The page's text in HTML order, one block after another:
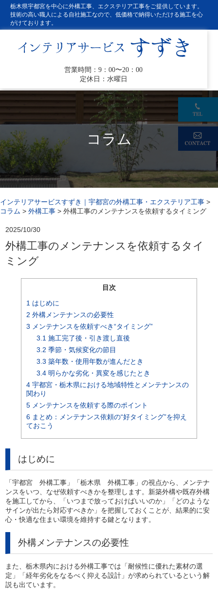
栃木県宇都宮を中心に外構工事、エクステリア工事をご提供しています。
技術の高い職人による自社施工なので、低価格で納得いただける施工を心
がけております。
営業時間：9：00〜20：00
定休日：水曜日
コラム
インテリアサービスすずき｜宇都宮の外構工事・エクステリア工事 >
コラム > 外構工事 > 外構工事のメンテナンスを依頼するタイミング
2025/10/30
外構工事のメンテナンスを依頼するタイ
ミング
目次
1 はじめに
2 外構メンテナンスの必要性
3 メンテナンスを依頼すべき“タイミング”
3.1 施工完了後・引き渡し直後
3.2 季節・気候変化の節目
3.3 築年数・使用年数が進んだとき
3.4明らかな劣化・異変を感じたとき
4 宇都宮・栃木県における地域特性とメンテナンスの
関わり
5 メンテナンスを依頼する際のポイント
6 まとめ：メンテナンス依頼の“好タイミング”を抑え
ておこう
はじめに
「宇都宮 外構工事」「栃木県 外構工事」の視点から、メンテナ
ンスをいつ、なぜ依頼すべきかを整理します。新築外構や既存外構
を施工してから、「いつまで放っておけばいいのか」「どのような
サインが出たら対応すべきか」を把握しておくことが、結果的に安
心・快適な住まい環境を維持する鍵となります。
外構メンテナンスの必要性
また、栃木県内における外構工事では「耐候性に優れた素材の選
定」「経年劣化をなるべく抑える設計」が求められているという解
説も出ています。